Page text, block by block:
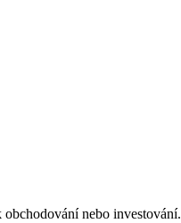
nebo investování.